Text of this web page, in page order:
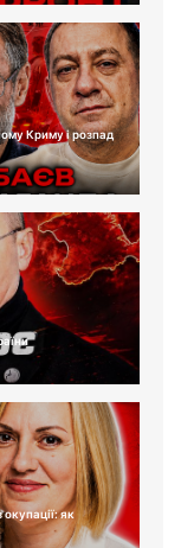
Криму і розпад
як